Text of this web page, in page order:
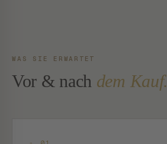
WAS SIE ERWARTET
Vor & nach dem Kauf.